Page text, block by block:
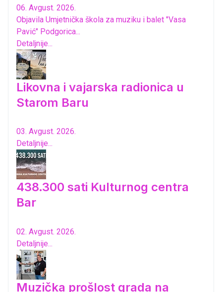
06. Avgust. 2026.
Objavila Umjetnička škola za muziku i balet "Vasa
Pavić" Podgorica...
Detaljnije...
Likovna i vajarska radionica u
Starom Baru
03. Avgust. 2026.
Detaljnije...
438.300 sati Kulturnog centra
Bar
02. Avgust. 2026.
Detaljnije...
Muzička prošlost grada na